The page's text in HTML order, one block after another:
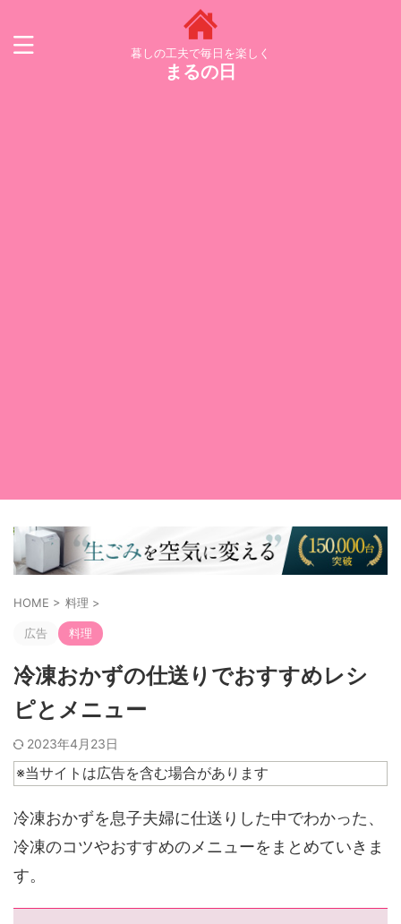
暮しの工夫で毎日を楽しく
まるの日
HOME > 料理 >
広告 料理
冷凍おかずの仕送りでおすすめレシ
ピとメニュー
2023年4月23日
※当サイトは広告を含む場合があります
冷凍おかずを息子夫婦に仕送りした中でわかった、
冷凍のコツやおすすめのメニューをまとめていきま
す。